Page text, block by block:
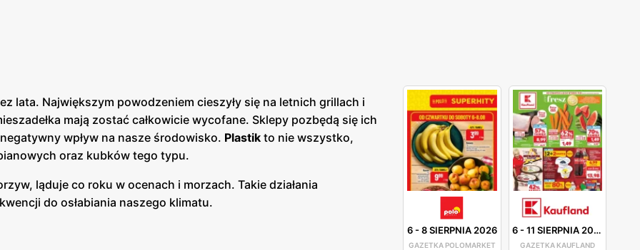
6-8 SIERPNIA 2026
GAZETKA POLOMARKET
6-11 SIERPNIA 2026
GAZETKA KAUFLAND
lata. Największym powodzeniem cieszyły się na letnich grillach i
mają zostać całkowicie wycofane. Sklepy pozbędą się ich
wpływ na nasze środowisko. Plastik to nie wszystko,
oraz kubków tego typu.
ląduje co roku w ocenach i morzach. Takie działania
do osłabiania naszego klimatu.